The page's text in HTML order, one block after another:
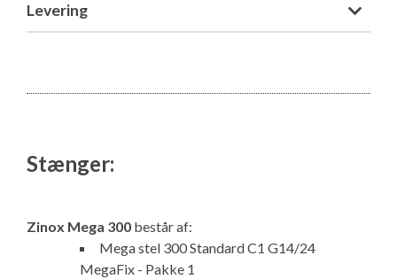
Levering
Stænger:
Zinox Mega 300 består af:
Mega stel 300 Standard C1 G14/24
MegaFix - Pakke 1